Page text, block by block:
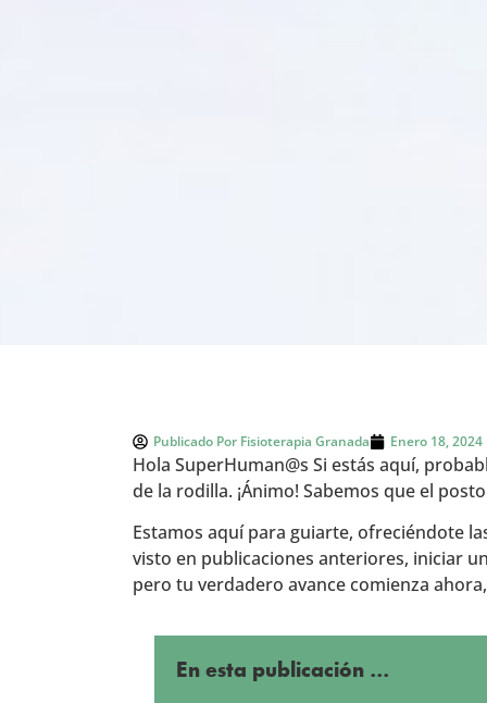
Publicado Por Fisioterapia Granada Enero 18, 2024
Hola SuperHuman@s Si estás aquí,
de la rodilla. ¡Ánimo! Sabemos que el
Estamos aquí para guiarte, ofreciéndote
visto en publicaciones anteriores, iniciar
pero tu verdadero avance comienza
En esta publicación ...